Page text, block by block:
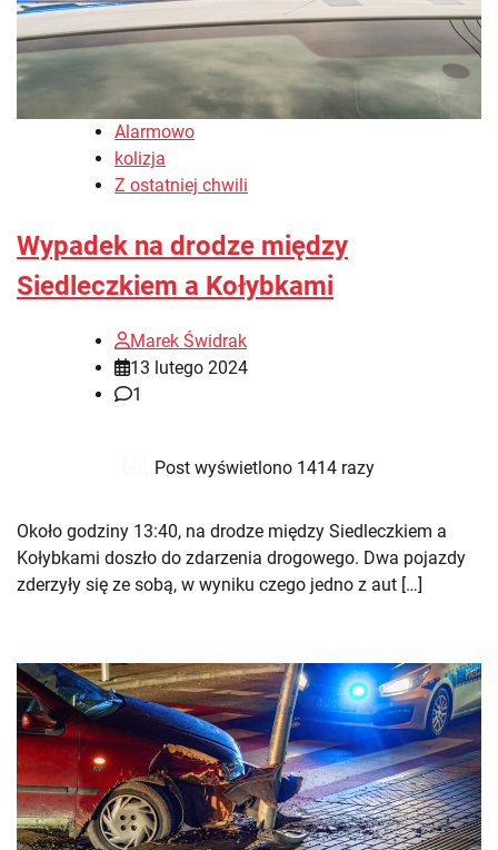
Alarmowo
kolizja
Z ostatniej chwili
Wypadek na drodze między
Siedleczkiem a Kołybkami
Marek Świdrak
13 lutego 2024
1
Post wyświetlono 1414 razy
Około godziny 13:40, na drodze między Siedleczkiem a
Kołybkami doszło do zdarzenia drogowego. Dwa pojazdy
zderzyły się ze sobą, w wyniku czego jedno z aut […]